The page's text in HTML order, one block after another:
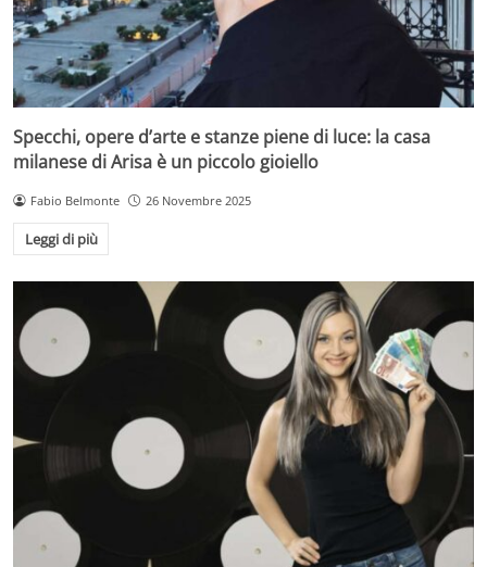
Specchi, opere d’arte e stanze piene di luce: la casa
milanese di Arisa è un piccolo gioiello
Fabio Belmonte 26 Novembre 2025
Leggi di più